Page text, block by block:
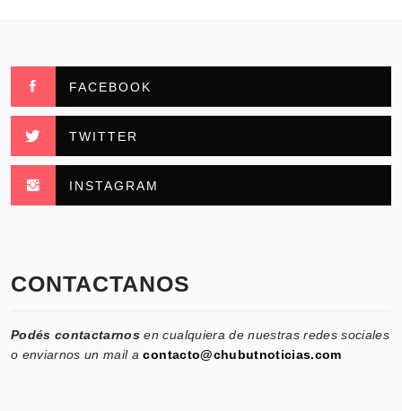
FACEBOOK
TWITTER
INSTAGRAM
CONTACTANOS
Podés contactarnos en cualquiera de nuestras redes sociales
o enviarnos un mail acontacto@chubutnoticias.com